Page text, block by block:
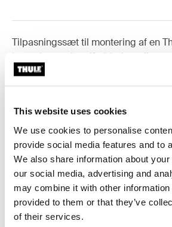
This website uses cookies
We use cookies to personalise
provide social media features and to
We also share information about
our social media, advertising and
may combine it with other information
provided to them or that they’ve
of their services.
Tilpasningssæt til montering af en
køretøjer med nedfældede rælinger.
Toggle features
Alle funktioner
Toggle techspec
Tekniske specifikationer
Toggle guides and instructions
Instruktioner